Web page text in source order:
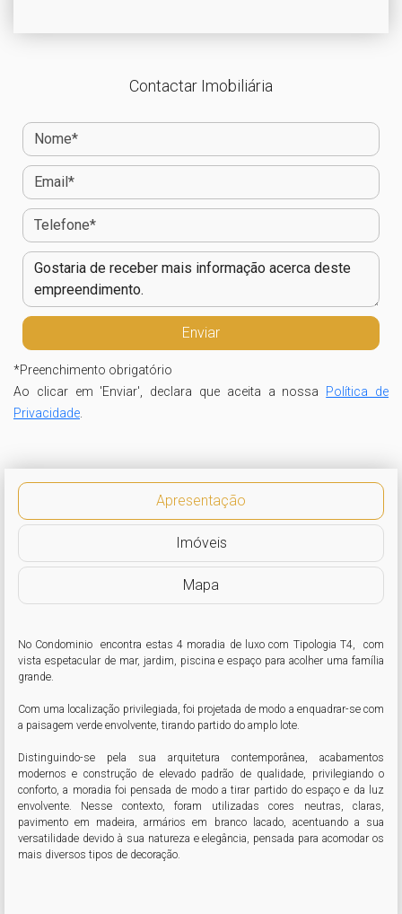
Contactar Imobiliária
*Preenchimento obrigatório
Ao clicar em 'Enviar', declara que aceita a nossa Política de
Privacidade.
Apresentação
Imóveis
Mapa
No Condominio  encontra estas 4 moradia de luxo com Tipologia T4,  com
vista espetacular de mar, jardim, piscina e espaço para acolher uma família
grande.
Com uma localização privilegiada, foi projetada de modo a enquadrar-se com
a paisagem verde envolvente, tirando partido do amplo lote.
Distinguindo-se pela sua arquitetura contemporânea, acabamentos
modernos e construção de elevado padrão de qualidade, privilegiando o
conforto, a moradia foi pensada de modo a tirar partido do espaço e da luz
envolvente. Nesse contexto, foram utilizadas cores neutras, claras,
pavimento em madeira, armários em branco lacado, acentuando a sua
versatilidade devido à sua natureza e elegância, pensada para acomodar os
mais diversos tipos de decoração.